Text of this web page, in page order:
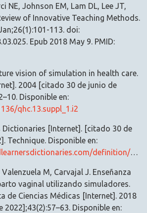
NE, Johnson EM, Lam DL, Lee JT,
of Innovative Teaching Methods.
113. doi:
Epub 2018 May 9. PMID:
vision of simulation in health care.
2004 [citado 30 de junio de
Disponible en:
qhc.13.suppl_1.i2
Dictionaries [Internet]. [citado 30 de
Technique. Disponible en:
definition/english/technique
Valenzuela M, Carvajal J. Enseñanza
vaginal utilizando simuladores.
de Ciencias Médicas [Internet]. 2018
Disponible en: